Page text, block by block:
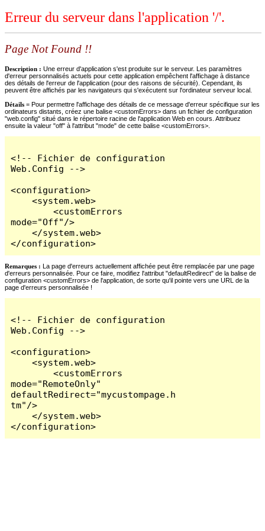
Erreur du serveur dans l'application '/'.
Page Not Found !!
Description : Une erreur d'application s'est produite sur le serveur. Les paramètres
d'erreur personnalisés actuels pour cette application empêchent l'affichage à distance
des détails de l'erreur de l'application (pour des raisons de sécurité). Cependant, ils
peuvent être affichés par les navigateurs qui s'exécutent sur l'ordinateur serveur local.
Détails = Pour permettre l'affichage des détails de ce message d'erreur spécifique sur les
ordinateurs distants, créez une balise <customErrors> dans un fichier de configuration
"web.config" situé dans le répertoire racine de l'application Web en cours. Attribuez
ensuite la valeur "off" à l'attribut "mode" de cette balise <customErrors>.
<!-- Fichier de configuration
Web.Config -->
<configuration>
    <system.web>
        <customErrors
mode="Off"/>
    </system.web>
</configuration>
Remarques : La page d'erreurs actuellement affichée peut être remplacée par une page
d'erreurs personnalisée. Pour ce faire, modifiez l'attribut "defaultRedirect" de la balise de
configuration <customErrors> de l'application, de sorte qu'il pointe vers une URL de la
page d'erreurs personnalisée !
<!-- Fichier de configuration
Web.Config -->
<configuration>
    <system.web>
        <customErrors
mode="RemoteOnly"
defaultRedirect="mycustompage.h
tm"/>
    </system.web>
</configuration>